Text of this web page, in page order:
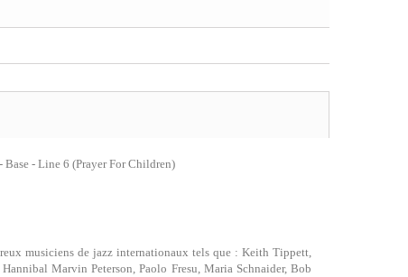
- Line 6 (Prayer For Children)
musiciens de jazz internationaux tels que : Keith Tippett,
Marvin Peterson, Paolo Fresu, Maria Schnaider, Bob